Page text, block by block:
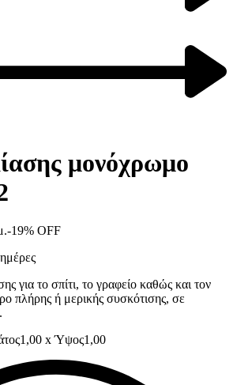
μονόχρωμο
-19% OFF
για το σπίτι, το γραφείο καθώς και τον
πλήρης ή μερικής συσκότισης, σε
x Ύψος1,00